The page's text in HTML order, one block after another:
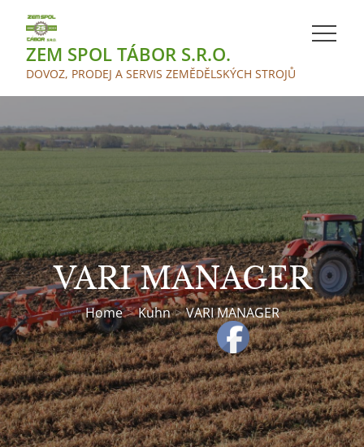
contentZEM SPOL TÁBOR S.R.O.
DOVOZ, PRODEJ A SERVIS ZEMĚDĚLSKÝCH STROJŮ
VARI MANAGER
Home Kuhn VARI MANAGER